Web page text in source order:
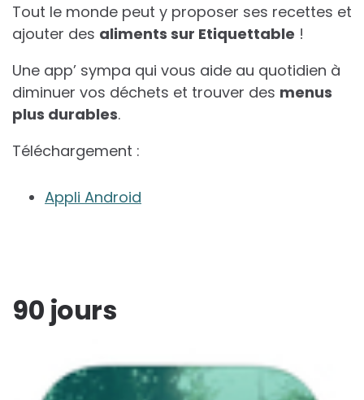
Tout le monde peut y proposer ses recettes et
ajouter des aliments sur Etiquettable !
Une app’ sympa qui vous aide au quotidien à
diminuer vos déchets et trouver des menus
plus durables.
Téléchargement :
Appli Android
90 jours